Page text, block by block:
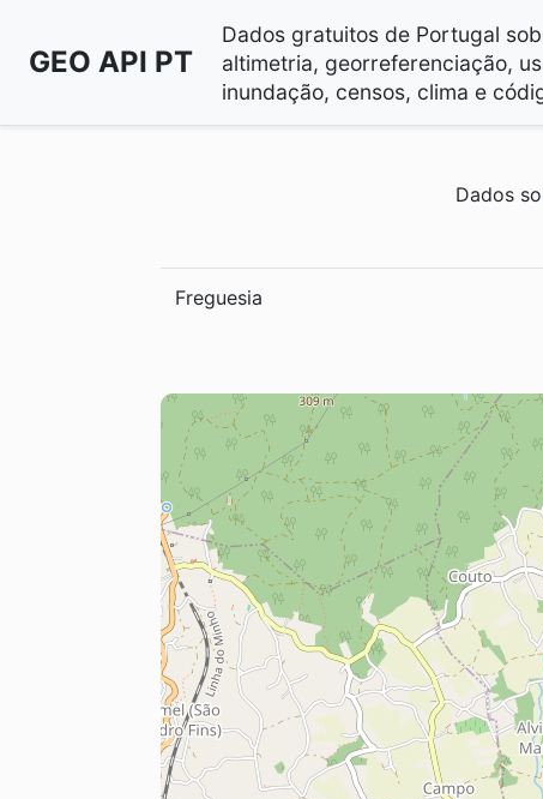
GEO API PT
Dados gratuitos de Portugal
altimetria, georreferenciação,
inundação, censos, clima e
Dados
Freguesia